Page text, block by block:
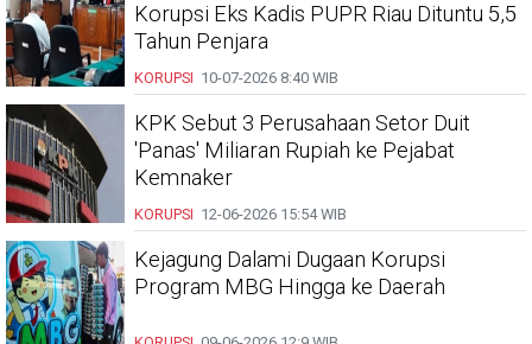
Korupsi Eks Kadis PUPR Riau Dituntu 5,5
Tahun Penjara
KORUPSI 10-07-2026 8:40 WIB
KPK Sebut 3 Perusahaan Setor Duit
'Panas' Miliaran Rupiah ke Pejabat
Kemnaker
KORUPSI 12-06-2026 15:54 WIB
Kejagung Dalami Dugaan Korupsi
Program MBG Hingga ke Daerah